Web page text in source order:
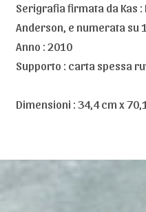
Serigrafia firmata da Kas :
Anderson, e numerata su
Anno : 2010
Supporto : carta spessa
Dimensioni : 34,4 cm x